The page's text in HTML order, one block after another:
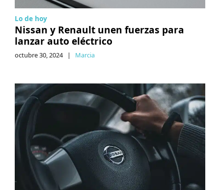
Lo de hoy
Nissan y Renault unen fuerzas para
lanzar auto eléctrico
octubre 30, 2024 | Marcia